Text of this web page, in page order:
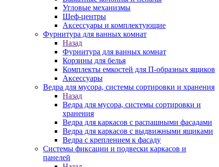
Угловые механизмы
Шеф-центры
Аксессуары и комплектующие
Фурнитура для ванных комнат
Назад
Фурнитура для ванных комнат
Корзины для белья
Комплекты емкостей для П-образных ящиков
Аксессуары
Ведра для мусора, системы сортировки и хранения
Назад
Ведра для мусора, системы сортировки и
хранения
Ведра для каркасов с распашными фасадами
Ведра для каркасов с выдвижными ящиками
Ведра с креплением к фасаду
Системы фиксации и подвески каркасов и
панелей